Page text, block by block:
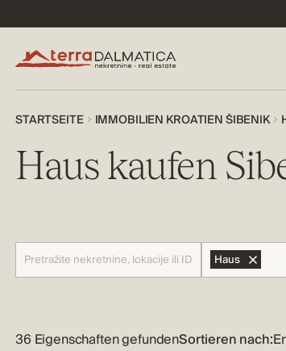
STARTSEITE IMMOBILIEN KROATIEN ŠIBENIK
Haus kaufen
Haus
36 Eigenschaften gefundenSortieren nach: